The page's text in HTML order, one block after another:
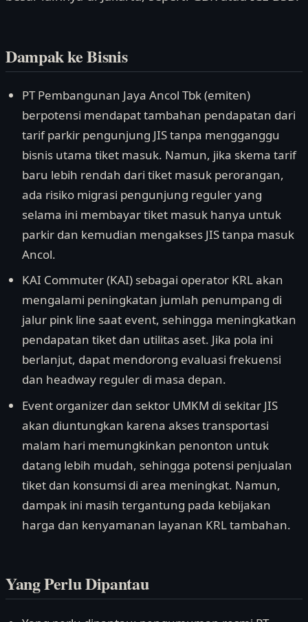
Dampak ke Bisnis
PT Pembangunan Jaya Ancol Tbk (emiten)
berpotensi mendapat tambahan pendapatan dari
tarif parkir pengunjung JIS tanpa mengganggu
bisnis utama tiket masuk. Namun, jika skema tarif
baru lebih rendah dari tiket masuk perorangan,
ada risiko migrasi pengunjung reguler yang
selama ini membayar tiket masuk hanya untuk
parkir dan kemudian mengakses JIS tanpa masuk
Ancol.
KAI Commuter (KAI) sebagai operator KRL akan
mengalami peningkatan jumlah penumpang di
jalur pink line saat event, sehingga meningkatkan
pendapatan tiket dan utilitas aset. Jika pola ini
berlanjut, dapat mendorong evaluasi frekuensi
dan headway reguler di masa depan.
Event organizer dan sektor UMKM di sekitar JIS
akan diuntungkan karena akses transportasi
malam hari memungkinkan penonton untuk
datang lebih mudah, sehingga potensi penjualan
tiket dan konsumsi di area meningkat. Namun,
dampak ini masih tergantung pada kebijakan
harga dan kenyamanan layanan KRL tambahan.
Yang Perlu Dipantau